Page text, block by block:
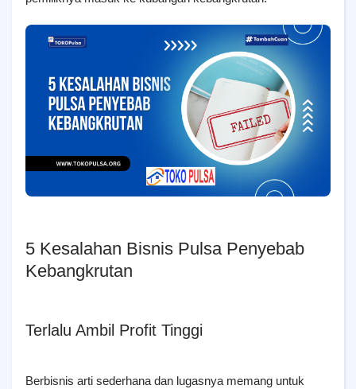
5 Kesalahan Bisnis Pulsa Penyebab
Kebangkrutan
Terlalu Ambil Profit Tinggi
Berbisnis arti sederhana dan lugasnya memang untuk